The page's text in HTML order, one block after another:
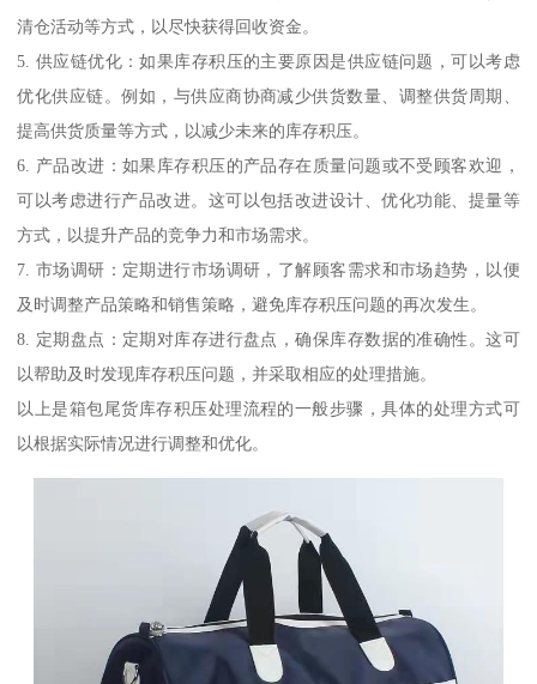
清仓活动等方式，以尽快获得回收资金。
5. 供应链优化：如果库存积压的主要原因是供应链问题，可以考虑
优化供应链。例如，与供应商协商减少供货数量、调整供货周期、
提高供货质量等方式，以减少未来的库存积压。
6. 产品改进：如果库存积压的产品存在质量问题或不受顾客欢迎，
可以考虑进行产品改进。这可以包括改进设计、优化功能、提量等
方式，以提升产品的竞争力和市场需求。
7. 市场调研：定期进行市场调研，了解顾客需求和市场趋势，以便
及时调整产品策略和销售策略，避免库存积压问题的再次发生。
8. 定期盘点：定期对库存进行盘点，确保库存数据的准确性。这可
以帮助及时发现库存积压问题，并采取相应的处理措施。
以上是箱包尾货库存积压处理流程的一般步骤，具体的处理方式可
以根据实际情况进行调整和优化。